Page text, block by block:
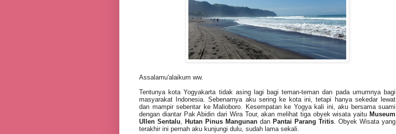
Assalamu'alaikum ww.
Tentunya kota Yogyakarta tidak asing lagi bagi teman-teman dan pada umumnya bagi
masyarakat Indonesia. Sebenarnya aku sering ke kota ini, tetapi hanya sekedar lewat
dan mampir sebentar ke Malioboro. Kesempatan ke Yogya kali ini, aku bersama suami
dengan diantar Pak Abidin dari Wira Tour, akan melihat tiga obyek wisata yaitu Museum
Ullen Sentalu, Hutan Pinus Mangunan dan Pantai Parang Tritis. Obyek Wisata yang
terakhir ini pernah aku kunjungi dulu, sudah lama sekali.